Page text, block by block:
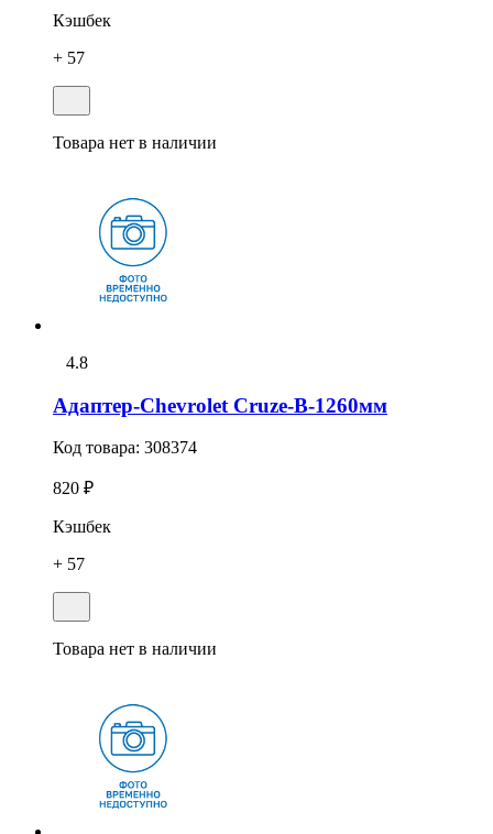
Кэшбек
+ 57
Товара нет в наличии
4.8
Адаптер-Chevrolet Cruze-В-1260мм
Код товара: 308374
820 ₽
Кэшбек
+ 57
Товара нет в наличии